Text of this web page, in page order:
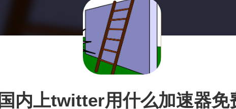
国内上twitter用什么加速器免